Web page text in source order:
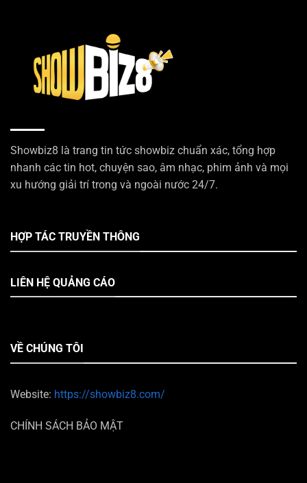
Showbiz8 là trang tin tức showbiz chuẩn xác, tổng hợp
nhanh các tin hot, chuyện sao, âm nhạc, phim ảnh và mọi
xu hướng giải trí trong và ngoài nước 24/7.
HỢP TÁC TRUYỀN THÔNG
LIÊN HỆ QUẢNG CÁO
VỀ CHÚNG TÔI
Website: https://showbiz8.com/
CHÍNH SÁCH BẢO MẬT